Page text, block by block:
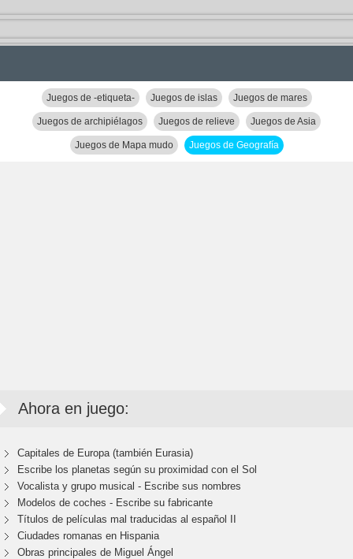
Juegos de -etiqueta- Juegos de islas Juegos de mares
Juegos de archipiélagos Juegos de relieve Juegos de Asia
Juegos de Mapa mudo Juegos de Geografía
Ahora en juego:
Capitales de Europa (también Eurasia)
Escribe los planetas según su proximidad con el Sol
Vocalista y grupo musical - Escribe sus nombres
Modelos de coches - Escribe su fabricante
Títulos de películas mal traducidas al español II
Ciudades romanas en Hispania
Obras principales de Miguel Ángel